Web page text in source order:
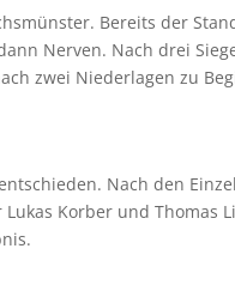
Bereits der
Nerven. Nach drei
zwei Niederlagen zu
Nach den
Korber und Thomas